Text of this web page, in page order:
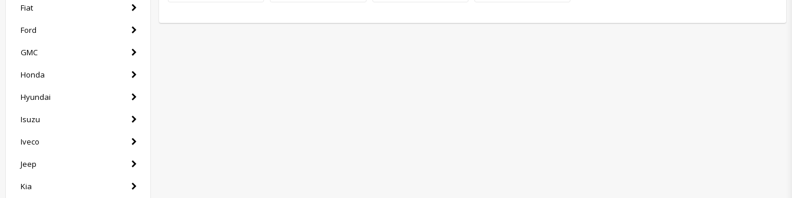
Fiat
Ford
GMC
Honda
Hyundai
Isuzu
Iveco
Jeep
Kia